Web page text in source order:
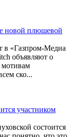
новой плюшевой
в «Газпром-Медиа
объявляют о
мотивам
ско...
участником
состоится